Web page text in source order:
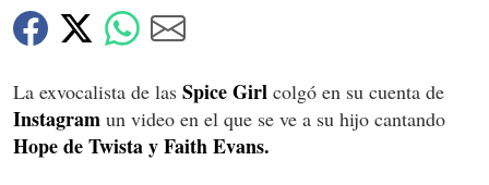
La exvocalista de las Spice Girl colgó en su cuenta de
Instagram un video en el que se ve a su hijo cantando
Hope de Twista y Faith Evans.